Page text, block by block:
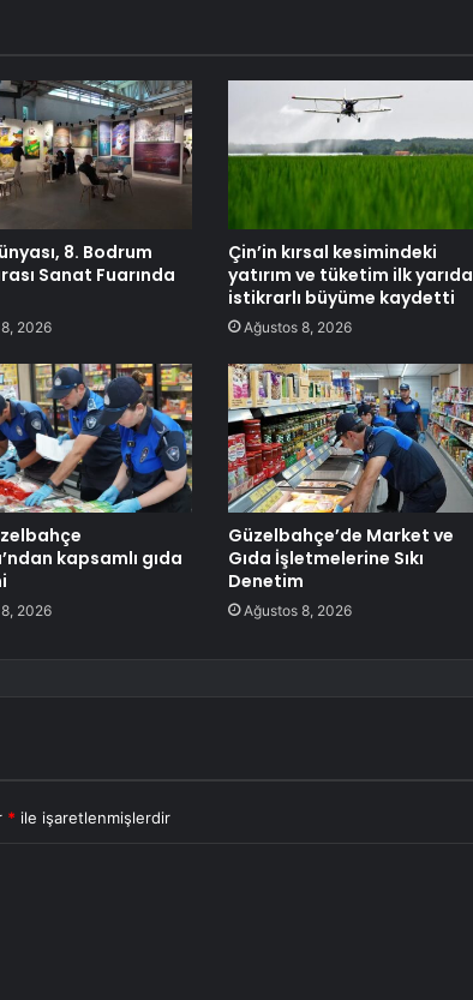
8. Bodrum
Sanat Fuarında
2026
Çin’in kırsal kesimindeki
yatırım ve tüketim ilk yarıda
istikrarlı büyüme kaydetti
Ağustos 8, 2026
kapsamlı gıda
2026
Güzelbahçe’de Market ve
Gıda İşletmelerine Sıkı
Denetim
Ağustos 8, 2026
* ile işaretlenmişlerdir